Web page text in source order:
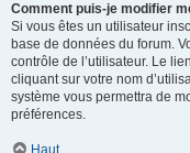
Comment puis-je modifier
Si vous êtes un utilisateur
base de données du forum.
contrôle de l’utilisateur. Le
cliquant sur votre nom
système vous permettra de
préférences.